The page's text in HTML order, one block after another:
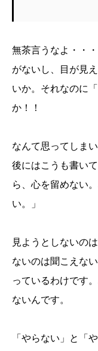
無茶言うなよ・・
がないし、目が見
いか。それなのに
か！！
なんて思ってしま
後にはこうも書い
ら、心を留めない
い。」
見ようとしないの
ないのは聞こえな
っているわけです
ないんです。
「やらない」と「